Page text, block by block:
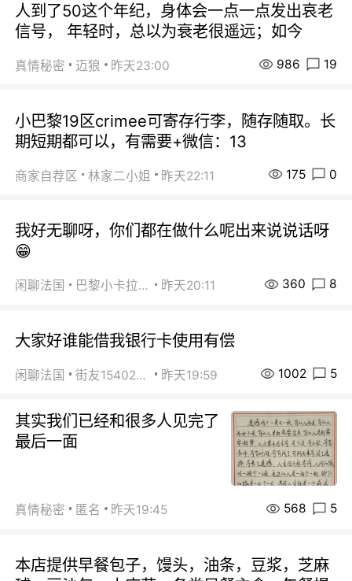
人到了50这个年纪，身体会一点一点发出哀老
信号， 年轻时，总以为衰老很遥远；如今
真情秘密 迈狼 昨天23:00 986 19
小巴黎19区crimee可寄存行李，随存随取。长
期短期都可以，有需要+微信：13
商家自荐区 林家二小姐 昨天22:11 175 0
我好无聊呀，你们都在做什么呢出来说说话呀
😁
闲聊法国 巴黎小卡拉咪 昨天20:11 360 8
大家好谁能借我银行卡使用有偿
闲聊法国 街友15402223 昨天19:59 1002 5
其实我们已经和很多人见完了
最后一面
真情秘密 匿名 昨天19:45 568 5
本店提供早餐包子，馒头，油条，豆浆，芝麻